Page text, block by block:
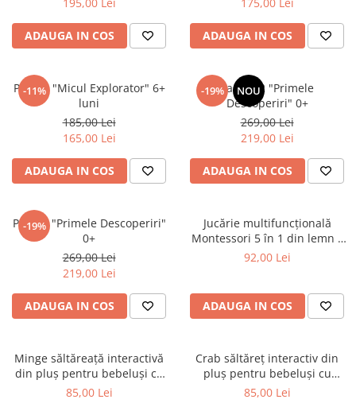
ADAUGA IN COS ADAUGA IN COS
-11%
Pachet "Micul Explorator" 6+
luni
185,00 Lei
165,00 Lei
ADAUGA IN COS
-19% NOU
Pachet 2 "Primele
Descoperiri" 0+
269,00 Lei
219,00 Lei
ADAUGA IN COS
-19%
Pachet "Primele Descoperiri"
0+
269,00 Lei
219,00 Lei
ADAUGA IN COS
Jucărie multifuncțională
Montessori 5 în 1 din lemn –
xilofon, joc de pescuit,
92,00 Lei
ADAUGA IN COS
Minge săltăreață interactivă
din pluș pentru bebeluși cu
vibrații - 0+ luni
85,00 Lei
Crab săltăreț interactiv din
pluș pentru bebeluși cu
vibrații - 0+ luni
85,00 Lei